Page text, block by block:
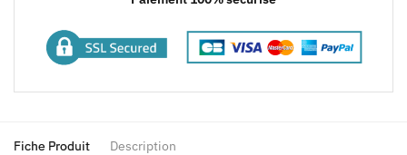
Fiche Produit Description